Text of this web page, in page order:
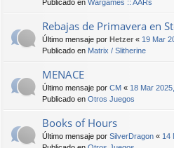
Publicado en Wargames :: AARs
Rebajas de Primavera en
Último mensaje por Hetzer « 19 Mar
Publicado en Matrix / Slitherine
MENACE
Último mensaje por CM « 18 Mar
Publicado en Otros Juegos
Books of Hours
Último mensaje por SilverDragon « 14